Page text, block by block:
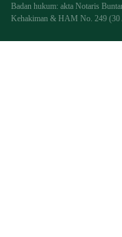
Badan hukum: akta Notaris
Kehakiman & HAM No. 249 (30